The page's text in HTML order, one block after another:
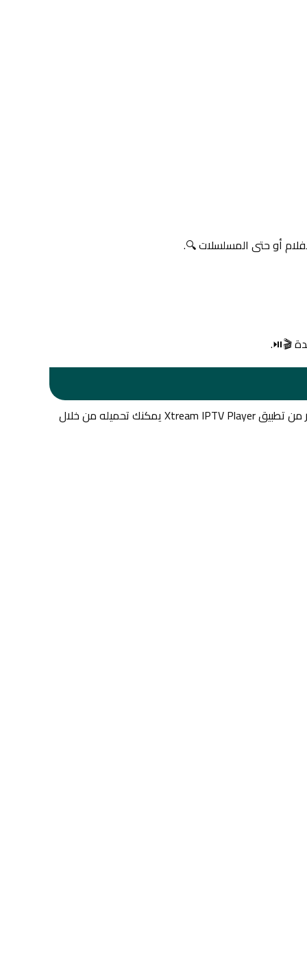
أو حتى المسلسلات 🔍.
🎬⏯️.
متجر IPTV فور عرب يوفر لك روابط تحميل مباشر عبر السيرفر الخاص بنا لأحدث إصدار من تطبيق Xtream IPTV Player يمكنك تحميله من خلال